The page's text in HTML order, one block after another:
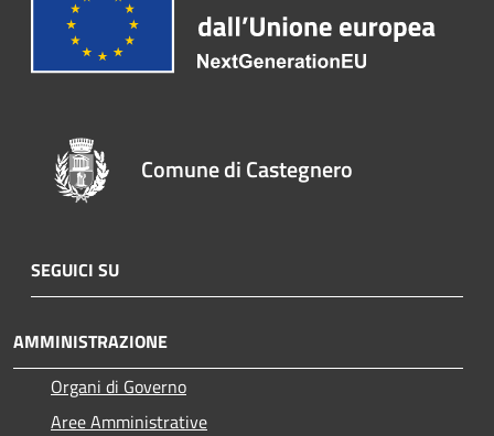
Comune di Castegnero
SEGUICI SU
AMMINISTRAZIONE
Organi di Governo
Aree Amministrative